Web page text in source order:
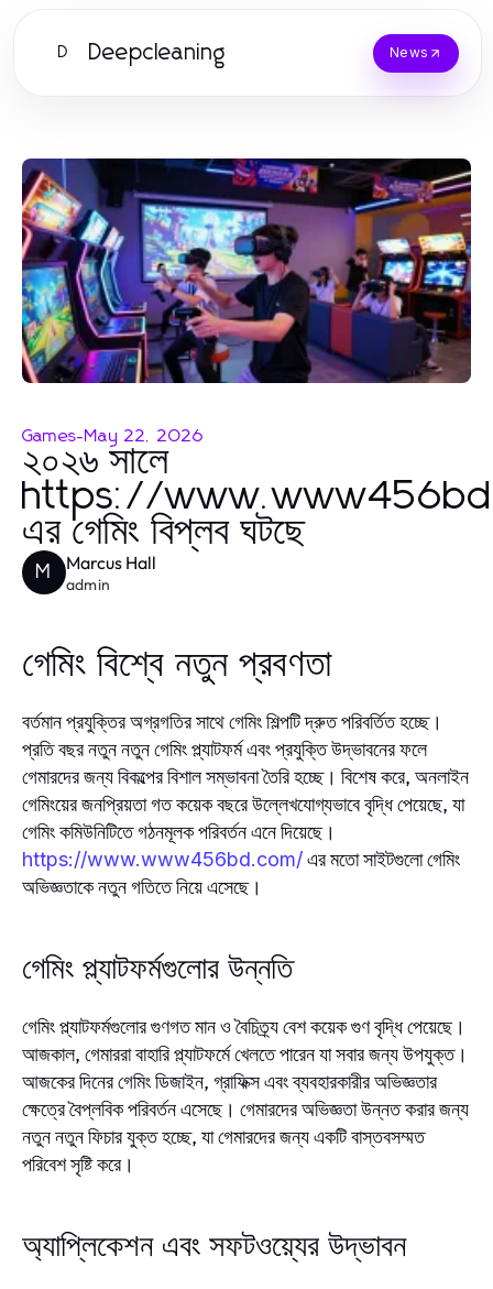
D Deepcleaning News
Games-May 22, 2026
২০২৬ সালে
https://
এর গেমিং বিপ্লব ঘটছে
M Marcus Hall
admin
গেমিং বিশ্বে নতুন প্রবণতা
বর্তমান প্রযুক্তির অগ্রগতির সাথে গেমিং শিল্পটি দ্রুত পরিবর্তিত হচ্ছে।
প্রতি বছর নতুন নতুন গেমিং প্ল্যাটফর্ম এবং প্রযুক্তি উদ্ভাবনের ফলে
গেমারদের জন্য বিকল্পের বিশাল সম্ভাবনা তৈরি হচ্ছে। বিশেষ করে, অনলাইন
গেমিংয়ের জনপ্রিয়তা গত কয়েক বছরে উল্লেখযোগ্যভাবে বৃদ্ধি পেয়েছে, যা
গেমিং কমিউনিটিতে গঠনমূলক পরিবর্তন এনে দিয়েছে।
https://www.www456bd.com/এর মতো সাইটগুলো গেমিং
অভিজ্ঞতাকে নতুন গতিতে নিয়ে এসেছে।
গেমিং প্ল্যাটফর্মগুলোর উন্নতি
গেমিং প্ল্যাটফর্মগুলোর গুণগত মান ও বৈচিত্র্য বেশ কয়েক গুণ বৃদ্ধি পেয়েছে।
আজকাল, গেমাররা বাহারি প্ল্যাটফর্মে খেলতে পারেন যা সবার জন্য উপযুক্ত।
আজকের দিনের গেমিং ডিজাইন, গ্রাফিক্স এবং ব্যবহারকারীর অভিজ্ঞতার
ক্ষেত্রে বৈপ্লবিক পরিবর্তন এসেছে। গেমারদের অভিজ্ঞতা উন্নত করার জন্য
নতুন নতুন ফিচার যুক্ত হচ্ছে, যা গেমারদের জন্য একটি বাস্তবসম্মত
পরিবেশ সৃষ্টি করে।
অ্যাপ্লিকেশন এবং সফটওয়্যের উদ্ভাবন